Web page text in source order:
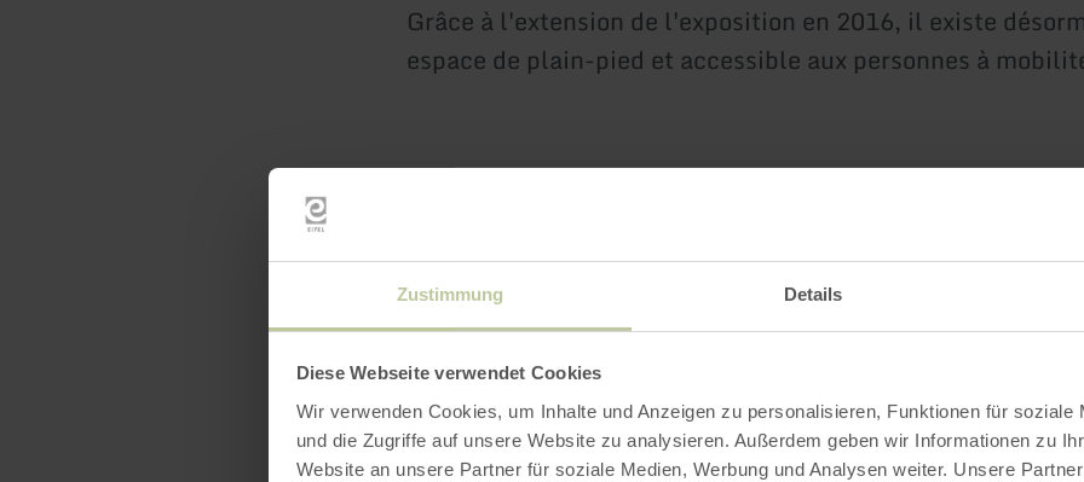
Zustimmung Details
Diese Webseite verwendet Cookies
Wir verwenden Cookies, um Inhalte und Anzeigen zu personalisieren, Funktionen für soziale
und die Zugriffe auf unsere Website zu analysieren. Außerdem geben wir Informationen zu
Website an unsere Partner für soziale Medien, Werbung und Analysen weiter. Unsere
Grâce à l'extension de l'exposition en 2016, il existe
espace de plain-pied et accessible aux personnes à
faites une halte au café du musée "Ofenstube" - vous y
délicieuses gaufres !
Plus d'informations surwww.ofen-und-eisenmuseum.de